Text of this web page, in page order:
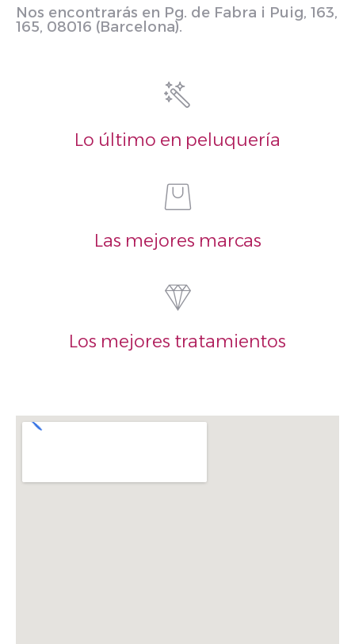
Nos encontrarás en Pg. de Fabra i Puig, 163,
165, 08016 (Barcelona).
Lo último en peluquería
Las mejores marcas
Los mejores tratamientos